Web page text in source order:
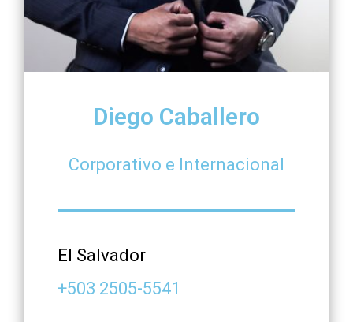
Diego Caballero
Corporativo e Internacional
El Salvador
+503 2505-5541